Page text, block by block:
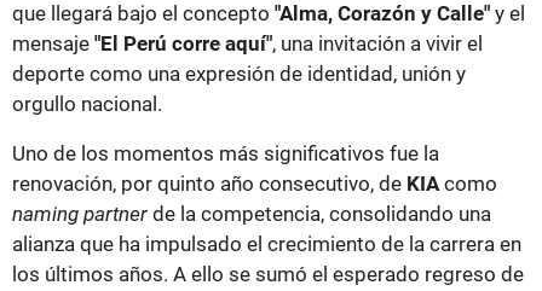
que llegará bajo el concepto "Alma, Corazón y Calle" y el
mensaje "El Perú corre aquí", una invitación a vivir el
deporte como una expresión de identidad, unión y
orgullo nacional.
Uno de los momentos más significativos fue la
renovación, por quinto año consecutivo, de KIAcomo
naming partner de la competencia, consolidando una
alianza que ha impulsado el crecimiento de la carrera en
los últimos años. A ello se sumó el esperado regreso de